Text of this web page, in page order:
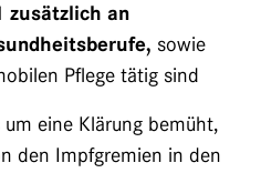
zusätzlich an
sowie
Pflege tätig sind
eine Klärung bemüht,
den Impfgremien in den